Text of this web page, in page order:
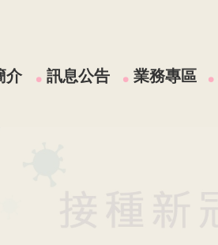
介 訊息公告 業務專區